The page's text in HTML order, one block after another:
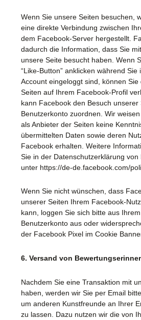
Wenn Sie unsere Seiten besuchen,
eine direkte Verbindung zwischen
dem Facebook-Server hergestellt.
dadurch die Information, dass Sie
unsere Seite besucht haben. Wenn
“Like-Button” anklicken während
Account eingeloggt sind, können
Seiten auf Ihrem Facebook-Profil
kann Facebook den Besuch unserer
Benutzerkonto zuordnen. Wir
als Anbieter der Seiten keine
übermittelten Daten sowie deren
Facebook erhalten. Weitere
Sie in der Datenschutzerklärung von
unter https://de-de.facebook.com/
Wenn Sie nicht wünschen, dass
unserer Seiten Ihrem Facebook-
kann, loggen Sie sich bitte aus
Benutzerkonto aus oder
der Facebook Pixel im Cookie
6. Versand von
Nachdem Sie eine Transaktion mit
haben, werden wir Sie per Email
um anderen Kunstfreunde an Ihrer
zu lassen. Dazu nutzen wir die von